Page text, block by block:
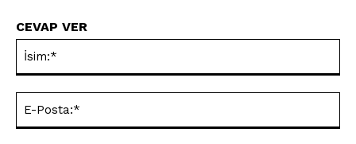
CEVAP VER